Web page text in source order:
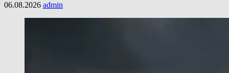
06.08.2026 admin